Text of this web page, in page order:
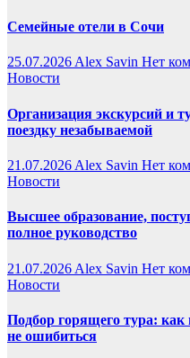
Семейные отели в Сочи
25.07.2026Alex Savin Нет
Новости
Организация экскурсий и
поездку незабываемой
21.07.2026 Alex Savin Нет
Новости
Высшее образование,
полное руководство
21.07.2026 Alex Savin Нет
Новости
Подбор горящего тура:
не ошибиться